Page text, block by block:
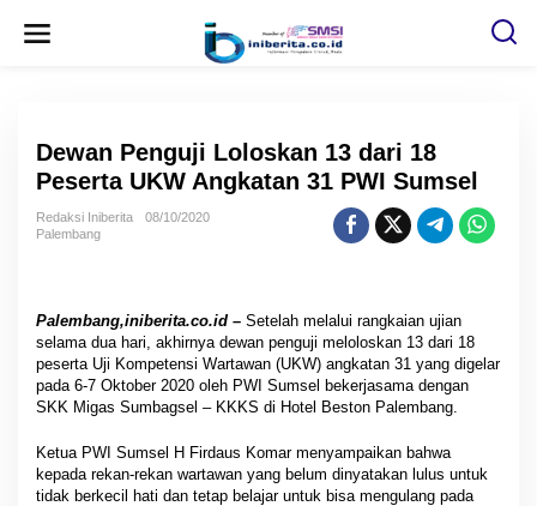
Dewan Penguji Loloskan 13 dari 18
Peserta UKW Angkatan 31 PWI Sumsel
Redaksi Iniberita
08/10/2020
Palembang
Palembang,iniberita.co.id – Setelah melalui rangkaian ujian
selama dua hari, akhirnya dewan penguji meloloskan 13 dari 18
peserta Uji Kompetensi Wartawan (UKW) angkatan 31 yang digelar
pada 6-7 Oktober 2020 oleh PWI Sumsel bekerjasama dengan
SKK Migas Sumbagsel – KKKS di Hotel Beston Palembang.
Ketua PWI Sumsel H Firdaus Komar menyampaikan bahwa
kepada rekan-rekan wartawan yang belum dinyatakan lulus untuk
tidak berkecil hati dan tetap belajar untuk bisa mengulang pada